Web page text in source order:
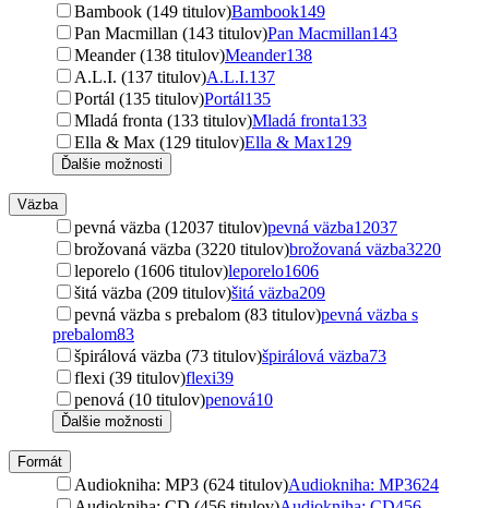
Bambook (149 titulov)Bambook149
Pan Macmillan (143 titulov)Pan Macmillan143
Meander (138 titulov)Meander138
A.L.I. (137 titulov)A.L.I.137
Portál (135 titulov)Portál135
Mladá fronta (133 titulov)Mladá fronta133
Ella & Max (129 titulov)Ella & Max129
Ďalšie možnosti
Väzba
pevná väzba (12037 titulov)pevná väzba12037
brožovaná väzba (3220 titulov)brožovaná väzba3220
leporelo (1606 titulov)leporelo1606
šitá väzba (209 titulov)šitá väzba209
pevná väzba s prebalom (83 titulov)pevná väzba s
prebalom83
špirálová väzba (73 titulov)špirálová väzba73
flexi (39 titulov)flexi39
penová (10 titulov)penová10
Ďalšie možnosti
Formát
Audiokniha: MP3 (624 titulov)Audiokniha: MP3624